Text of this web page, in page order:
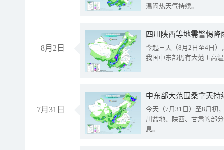
温闷热天气持续。
8月2日
今起三天（8月2日至4日
我国中东部仍有大范围高
7月31日
中东部大范围桑拿天
今天（7月31日）至8月初
川盆地、陕西、甘肃的部
息。